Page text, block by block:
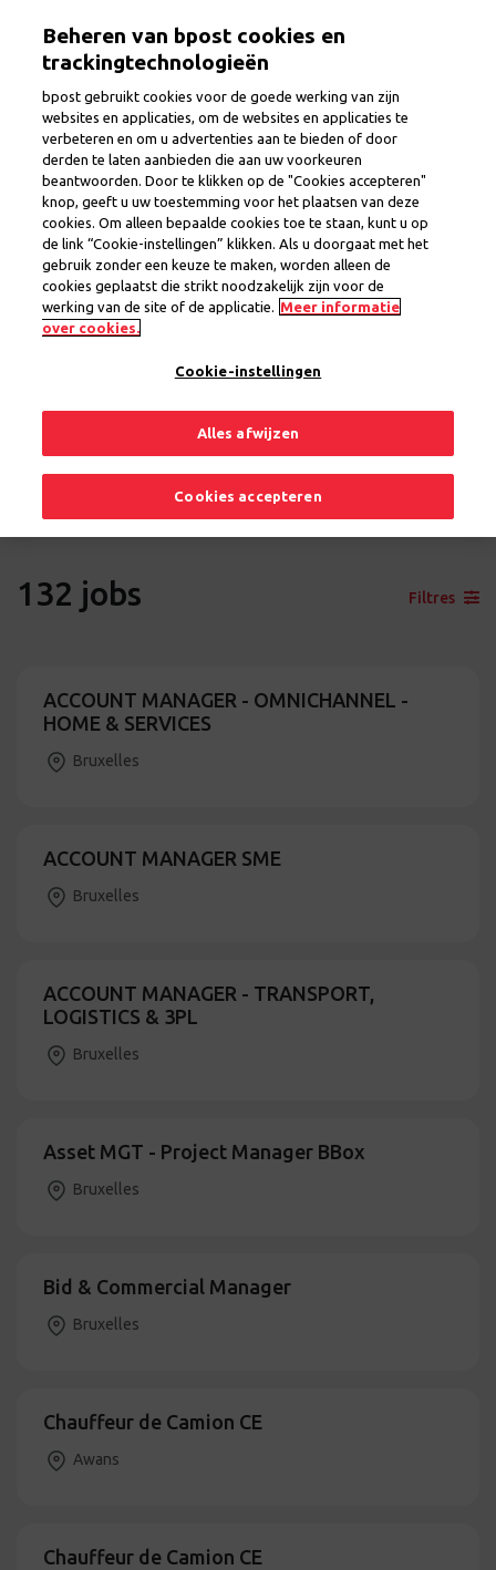
contenu
Jobs
Chercher
132 jobs Filtres
ACCOUNT MANAGER - OMNICHANNEL -
HOME & SERVICES
Bruxelles
ACCOUNT MANAGER SME
Bruxelles
ACCOUNT MANAGER - TRANSPORT,
LOGISTICS & 3PL
Bruxelles
Asset MGT - Project Manager BBox
Bruxelles
Bid & Commercial Manager
Bruxelles
Chauffeur de Camion CE
Awans
Chauffeur de Camion CE
Beheren van bpost cookies en
trackingtechnologieën
bpost gebruikt cookies voor de goede werking van zijn
websites en applicaties, om de websites en applicaties te
verbeteren en om u advertenties aan te bieden of door
derden te laten aanbieden die aan uw voorkeuren
beantwoorden. Door te klikken op de "Cookies accepteren"
knop, geeft u uw toestemming voor het plaatsen van deze
cookies. Om alleen bepaalde cookies toe te staan, kunt u op
de link “Cookie-instellingen” klikken. Als u doorgaat met het
gebruik zonder een keuze te maken, worden alleen de
cookies geplaatst die strikt noodzakelijk zijn voor de
werking van de site of de applicatie. Meer informatie
over cookies.
Cookie-instellingen
Alles afwijzen
Cookies accepteren